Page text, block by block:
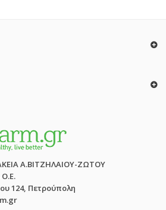
Α.ΒΙΤΖΗΛΑΙΟΥ-ΖΩΤΟΥ
124, Πετρούπολη